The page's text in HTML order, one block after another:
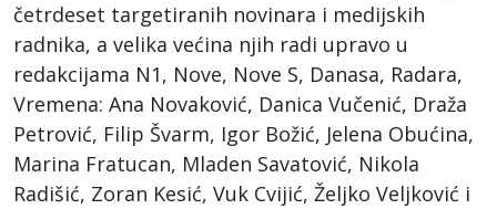
četrdeset targetiranih novinara i medijskih
radnika, a velika većina njih radi upravo u
redakcijama N1, Nove, Nove S, Danasa, Radara,
Vremena: Ana Novaković, Danica Vučenić, Draža
Petrović, Filip Švarm, Igor Božić, Jelena Obućina,
Marina Fratucan, Mladen Savatović, Nikola
Radišić, Zoran Kesić, Vuk Cvijić, Željko Veljković i